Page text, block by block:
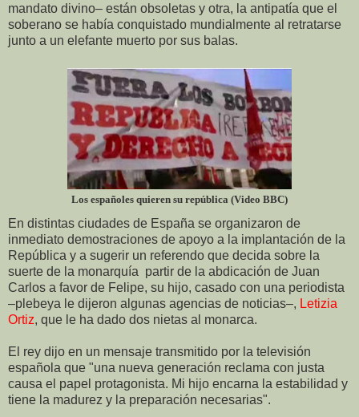
mandato divino– están obsoletas y otra, la antipatía que el
soberano se había conquistado mundialmente al retratarse
junto a un elefante muerto por sus balas.
Los españoles quieren su república (Video BBC)
En distintas ciudades de España se organizaron de
inmediato demostraciones de apoyo a la implantación de la
República y a sugerir un referendo que decida sobre la
suerte de la monarquía partir de la abdicación de Juan
Carlos a favor de Felipe, su hijo, casado con una periodista
–plebeya le dijeron algunas agencias de noticias–, Letizia
Ortiz, que le ha dado dos nietas al monarca.
El rey dijo en un mensaje transmitido por la televisión
española que "una nueva generación reclama con justa
causa el papel protagonista. Mi hijo encarna la estabilidad y
tiene la madurez y la preparación necesarias".